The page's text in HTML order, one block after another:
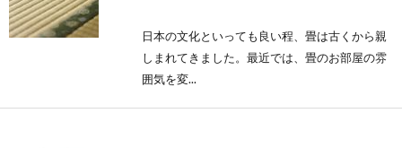
日本の文化といっても良い程、畳は古くから親
しまれてきました。最近では、畳のお部屋の雰
囲気を変...